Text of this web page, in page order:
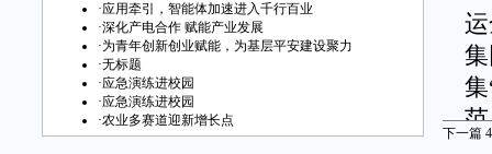
·应用牵引，智能体加速进入千行百业
·深化产电合作 赋能产业发展
·为青年创新创业赋能，为基层平安建设聚力
·无标题
·应急演练进校园
·应急演练进校园
·农业多赛道迎新增长点
下一篇 4